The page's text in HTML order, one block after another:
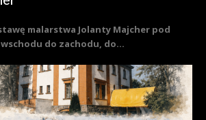
malarstwa Jolanty Majcher pod
do zachodu, do...